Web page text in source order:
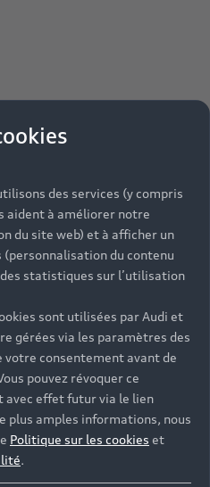
des services (y compris
aident à améliorer notre
du site web) et à afficher un
du contenu
statistiques sur l’utilisation
sont utilisées par Audi et
gérées via les paramètres des
votre consentement avant de
pouvez révoquer ce
avec effet futur via le lien
plus amples informations, nous
Politique sur les cookies et
.